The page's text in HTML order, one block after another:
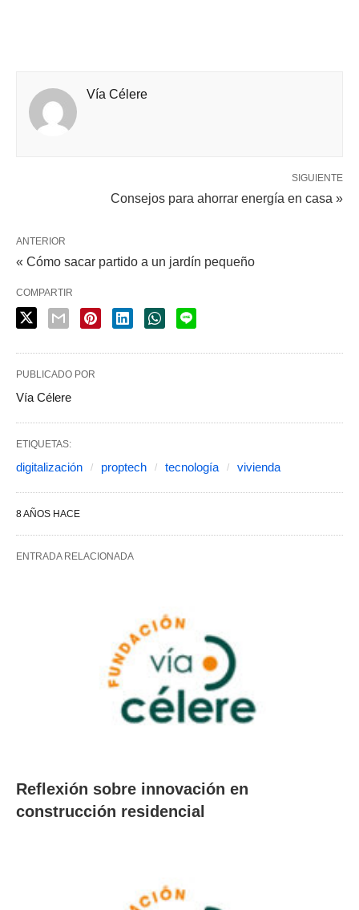
Vía Célere
SIGUIENTE
Consejos para ahorrar energía en casa »
ANTERIOR
« Cómo sacar partido a un jardín pequeño
COMPARTIR
PUBLICADO POR
Vía Célere
ETIQUETAS:
digitalización proptech tecnología vivienda
8 AÑOS HACE
ENTRADA RELACIONADA
Reflexión sobre innovación en
construcción residencial